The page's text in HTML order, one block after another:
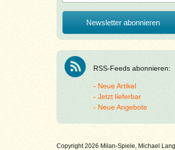
RSS-Feeds abonnieren:
Neue Artikel
Jetzt lieferbar
Neue Angebote
Copyright 2026 Milan-Spiele, Michael Lang